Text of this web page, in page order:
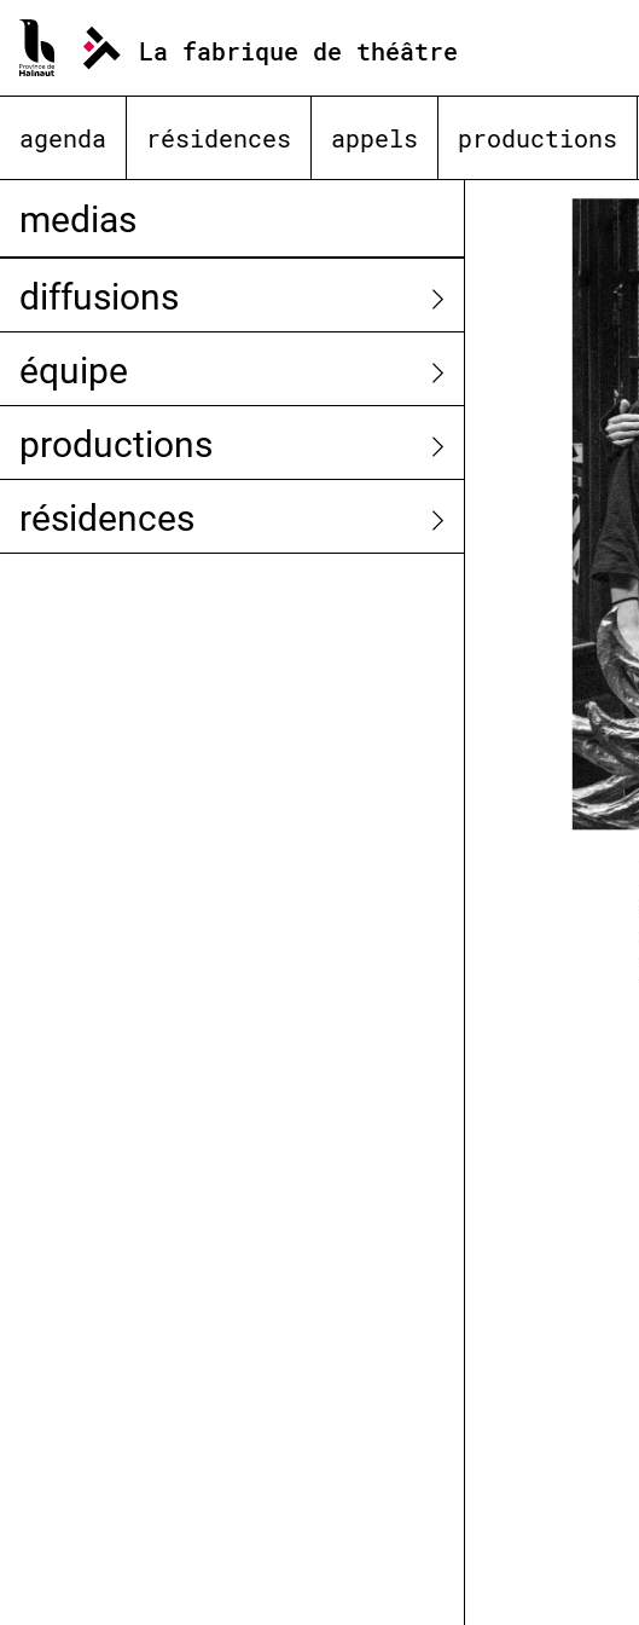
contenu
La fabrique de théâtre
agenda résidences appels productions
medias
diffusions
équipe
productions
résidences